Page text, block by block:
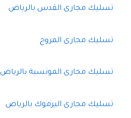
تسليك مجارى القدس بالرياض
تسليك مجارى المروج
تسليك مجارى المونسية بالرياض
تسليك مجارى اليرموك بالرياض